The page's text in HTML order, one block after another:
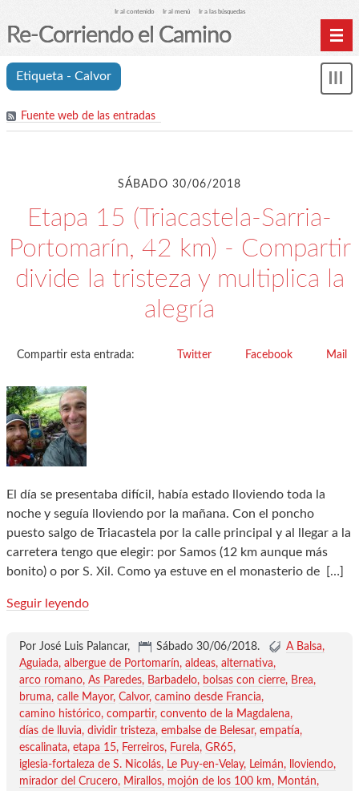
Ir al contenido Ir al menú Ir a las búsquedas
Re-Corriendo el Camino
Índice analítico (etiquetas)
Etiqueta - Calvor
Fuente web de las entradas
SÁBADO 30/06/2018
Etapa 15 (Triacastela-Sarria-
Portomarín, 42 km) - Compartir
divide la tristeza y multiplica la
alegría
Compartir esta entrada: Twitter Facebook Mail
El día se presentaba difícil, había estado lloviendo toda la
noche y seguía lloviendo por la mañana. Con el poncho
puesto salgo de Triacastela por la calle principal y al llegar a la
carretera tengo que elegir: por Samos (12 km aunque más
bonito) o por S. Xil. Como ya estuve en el monasterio de
[…]
Seguir leyendo
Por José Luis Palancar, Sábado 30/06/2018.
A Balsa
Aguiada albergue de Portomarín aldeas alternativa
arco romano As Paredes Barbadelo bolsas con cierre
Brea
bruma calle Mayor Calvor camino desde Francia
camino histórico compartir convento de la Magdalena
días de lluvia dividir tristeza embalse de Belesar empatía
escalinata etapa 15 Ferreiros Furela GR65
iglesia-fortaleza de S. Nicolás
Le Puy-en-Velay Leimán
lloviendo
mirador del Crucero
Mirallos mojón de los 100 km
Montán